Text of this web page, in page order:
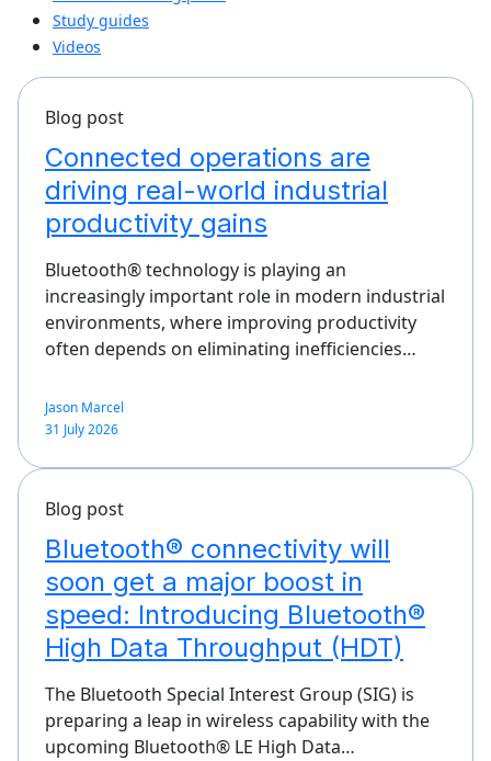
Study guides
Videos
Blog post
Connected operations are
driving real-world industrial
productivity gains
Bluetooth® technology is playing an
increasingly important role in modern industrial
environments, where improving productivity
often depends on eliminating inefficiencies…
Jason Marcel
31 July 2026
Blog post
Bluetooth® connectivity will
soon get a major boost in
speed: Introducing Bluetooth®
High Data Throughput (HDT)
The Bluetooth Special Interest Group (SIG) is
preparing a leap in wireless capability with the
upcoming Bluetooth® LE High Data…